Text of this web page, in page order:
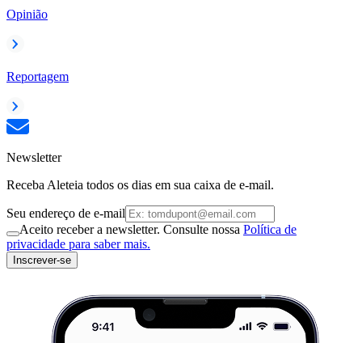
Opinião
Reportagem
Newsletter
Receba Aleteia todos os dias em sua caixa de e-mail.
Seu endereço de e-mail
Aceito receber a newsletter. Consulte nossa Política de
privacidade para saber mais.
Inscrever-se